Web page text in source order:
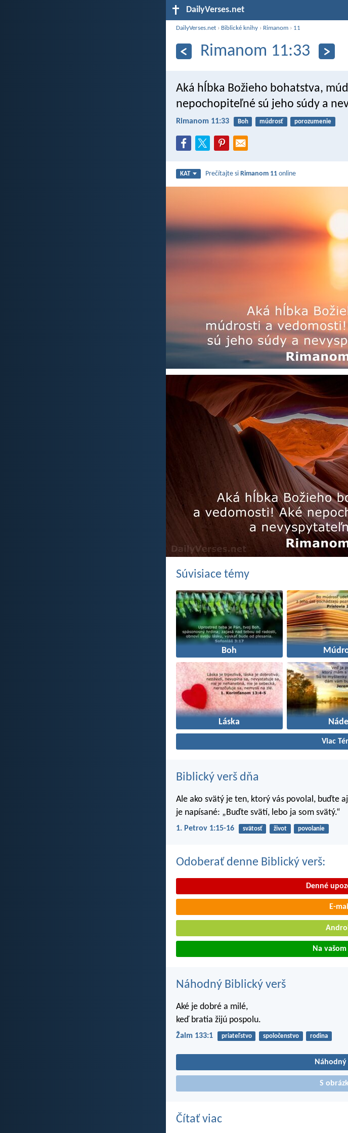
DailyVerses.net
DailyVerses.net › Biblické knihy › Rimanom › 11
Rimanom 11:33
Aká hĺbka Božieho bohatstva,
nepochopiteľné sú jeho súdy a
Rimanom 11:33 Boh múdrosť porozumenie
KAT Prečítajte siRimanom 11 online
Súvisiace témy
Boh
Láska
Viac
Biblický verš dňa
Ale ako svätý je ten, ktorý vás povolal, buďte
je napísané: „Buďte svätí, lebo ja som svätý.“
1. Petrov 1:15-16 svätosť život povolanie
Odoberať denne Biblický verš:
Denné
E-mail
Na
Náhodný Biblický verš
Aké je dobré a milé,
keď bratia žijú pospolu.
Žalm 133:1 priateľstvo spoločenstvo rodina
Náhodný
S
Čítať viac